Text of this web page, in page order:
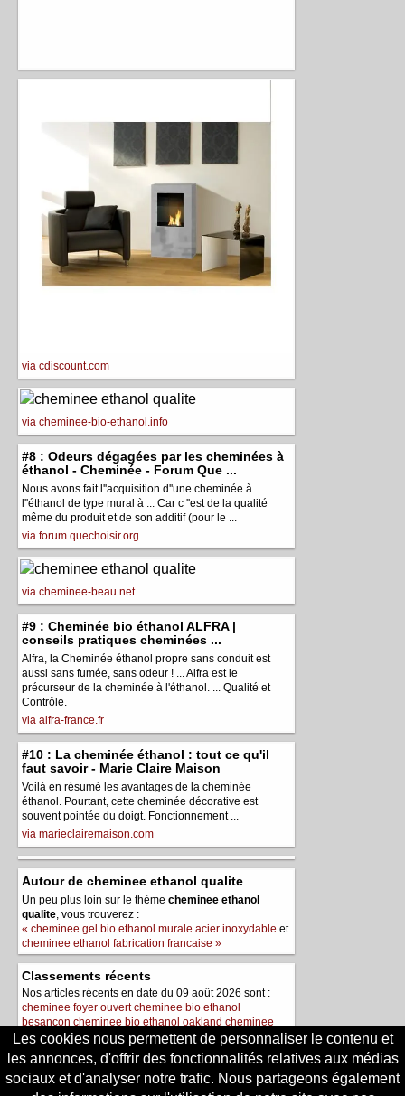
via cdiscount.com
via cheminee-bio-ethanol.info
#8 : Odeurs dégagées par les cheminées à
éthanol - Cheminée - Forum Que ...
Nous avons fait l''acquisition d''une cheminée à
l''éthanol de type mural à ... Car c ''est de la qualité
même du produit et de son additif (pour le ...
via forum.quechoisir.org
via cheminee-beau.net
#9 : Cheminée bio éthanol ALFRA |
conseils pratiques cheminées ...
Alfra, la Cheminée éthanol propre sans conduit est
aussi sans fumée, sans odeur ! ... Alfra est le
précurseur de la cheminée à l'éthanol. ... Qualité et
Contrôle.
via alfra-france.fr
#10 : La cheminée éthanol : tout ce qu'il
faut savoir - Marie Claire Maison
Voilà en résumé les avantages de la cheminée
éthanol. Pourtant, cette cheminée décorative est
souvent pointée du doigt. Fonctionnement ...
via marieclairemaison.com
Autour de cheminee ethanol qualite
Un peu plus loin sur le thème cheminee ethanol
qualite , vous trouverez :
« cheminee gel bio ethanol murale acier inoxydable et
cheminee ethanol fabrication francaise »
Classements récents
Nos articles récents en date du 09 août 2026 sont :
cheminee foyer ouvert cheminee bio ethanol
besancon cheminee bio ethanol oakland cheminee
bio ethanol avec galets cheminee bio ethanol 50 m2
Le meilleur de https://cheminees-
frossard.fr
Les cookies nous permettent de personnaliser le contenu et
les annonces, d'offrir des fonctionnalités relatives aux médias
sociaux et d'analyser notre trafic. Nous partageons également